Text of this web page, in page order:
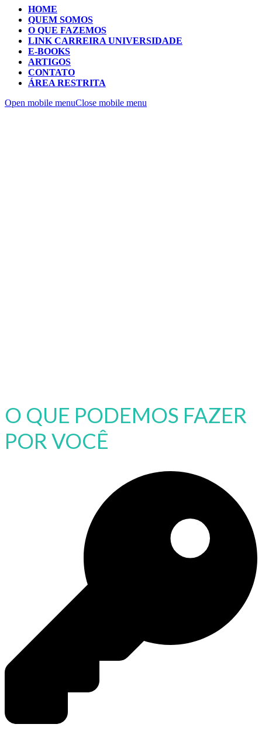
HOME
QUEM SOMOS
O QUE FAZEMOS
LINK CARREIRA UNIVERSIDADE
E-BOOKS
ARTIGOS
CONTATO
ÁREA RESTRITA
Open mobile menuClose mobile menu
O QUE PODEMOS FAZER
POR VOCÊ